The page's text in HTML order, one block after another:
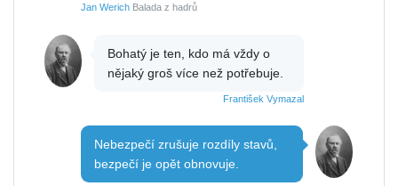
Jan Werich Balada z hadrů
Bohatý je ten, kdo má vždy o
nějaký groš více než potřebuje.
František Vymazal
Nebezpečí zrušuje rozdíly stavů,
bezpečí je opět obnovuje.